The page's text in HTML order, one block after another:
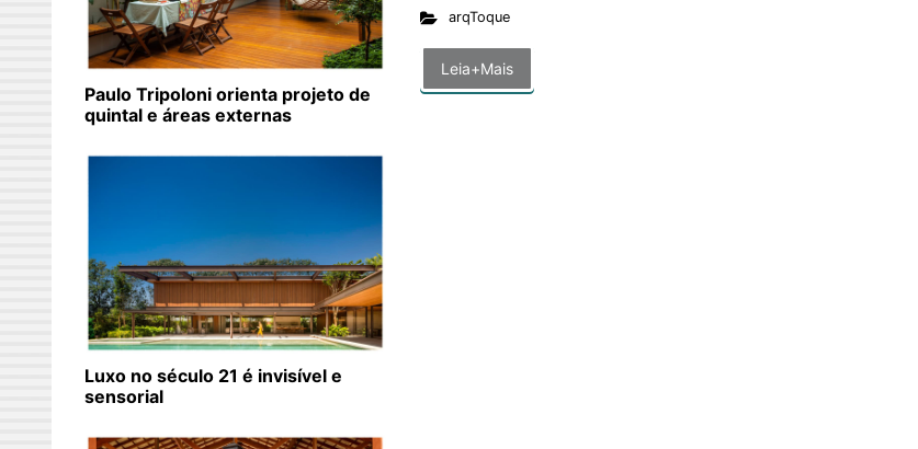
arqToque
Leia+Mais
Paulo Tripoloni orienta projeto de
quintal e áreas externas
Luxo no século 21 é invisível e
sensorial